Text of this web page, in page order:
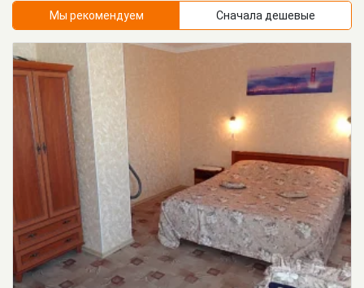
Мы рекомендуем Сначала дешевые